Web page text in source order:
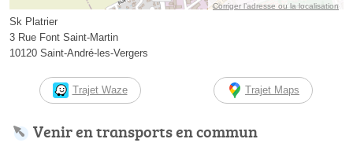
Corriger l’adresse ou la localisation
Sk Platrier
3 Rue Font Saint-Martin
10120 Saint-André-les-Vergers
Trajet Waze Trajet Maps
Venir en transports en commun